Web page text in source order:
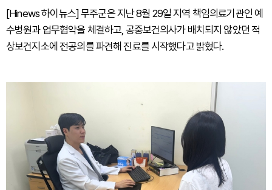
[Hinews 하이뉴스] 무주군은 지난 8월 29일 지역 책임의료기관인 예
수병원과 업무협약을 체결하고, 공중보건의사가 배치되지 않았던 적
상보건지소에 전공의를 파견해 진료를 시작했다고 밝혔다.